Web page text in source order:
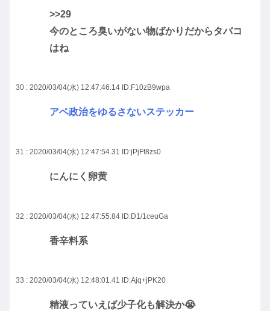
>>29
今のところ臭いがない物ばかりだからタバコ
はね
30 : 2020/03/04(水) 12:47:46.14 ID:F10zB9wpa
アベ政治をゆるさないステッカー
31 : 2020/03/04(水) 12:47:54.31 ID:jPjFf8zs0
にんにく卵黄
32 : 2020/03/04(水) 12:47:55.84 ID:D1/1ceuGa
香辛料系
33 : 2020/03/04(水) 12:48:01.41 ID:Ajq+jPK20
精液っていえば少子化も解決か😭